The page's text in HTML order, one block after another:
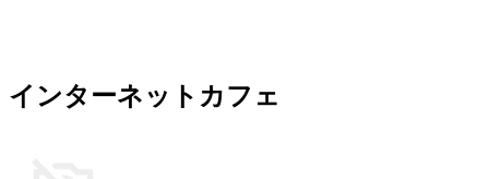
インターネットカフェ